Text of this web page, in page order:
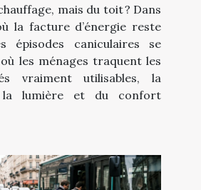
mais du toit ? Dans
la facture d’énergie reste
épisodes caniculaires se
les ménages traquent les
vraiment utilisables, la
la lumière et du confort